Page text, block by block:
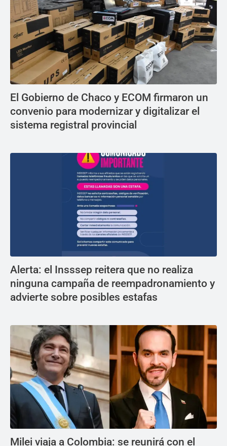
El Gobierno de Chaco y ECOM firmaron un
convenio para modernizar y digitalizar el
sistema registral provincial
Alerta: el Insssep reitera que no realiza
ninguna campaña de reempadronamiento y
advierte sobre posibles estafas
Milei viaja a Colombia: se reunirá con el